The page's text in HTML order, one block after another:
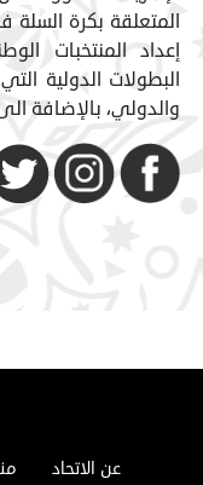
المتعلقة بكرة
إعداد المنتخبات
البطولات الدولية
والدولي، بالإضافة
عن الاتحاد